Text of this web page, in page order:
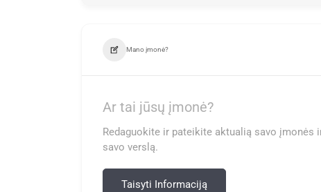
Mano įmonė?
Ar tai jūsų įmonė?
Redaguokite ir pateikite aktualią savo
savo verslą.
Taisyti Informaciją